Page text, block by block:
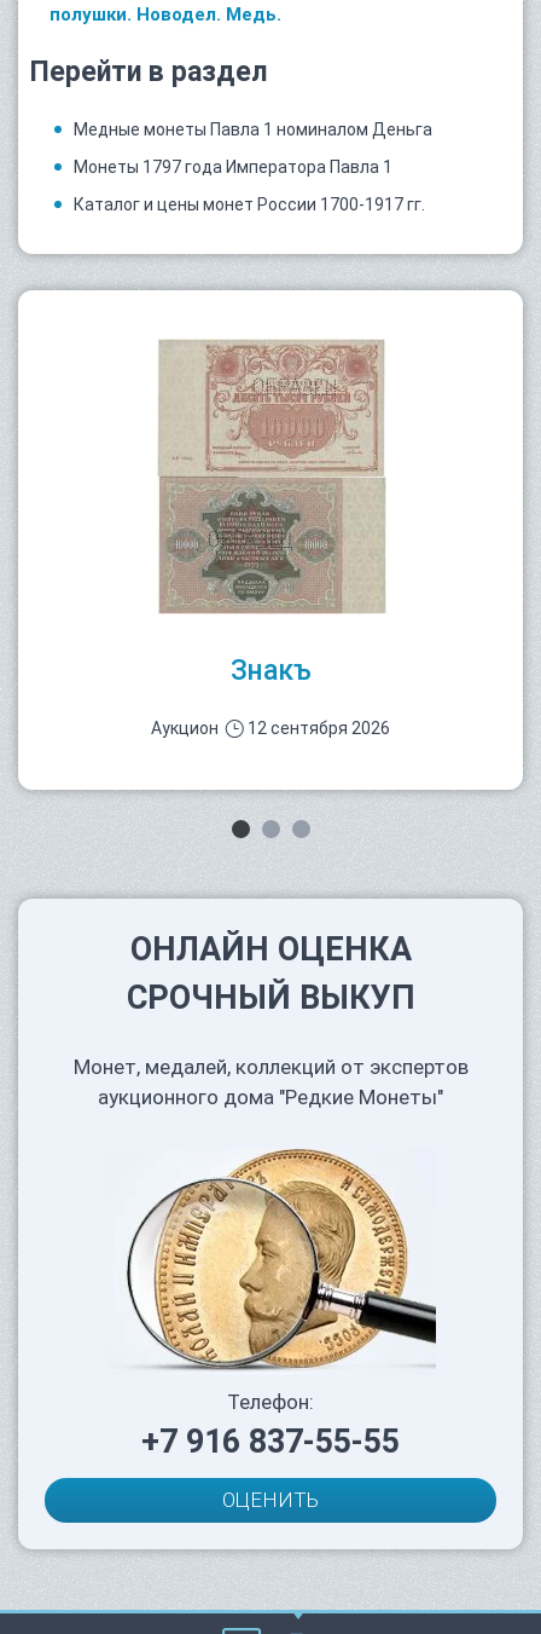
полушки. Новодел. Медь.
Перейти в раздел
Медные монеты Павла 1 номиналом Деньга
Монеты 1797 года Императора Павла 1
Каталог и цены монет России 1700-1917 гг.
Знакъ
Аукцион 12 сентября 2026
ОНЛАЙН ОЦЕНКА
СРОЧНЫЙ ВЫКУП
Монет, медалей, коллекций от экспертов
аукционного дома "Редкие Монеты"
Телефон:
+7 916 837-55-55
ОЦЕНИТЬ